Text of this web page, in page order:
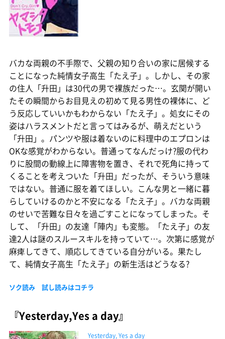
バカな両親の不手際で、父親の知り合いの家に居候する
ことになった純情女子高生「たえ子」。しかし、その家
の住人「升田」は30代の男で裸族だった…。玄関が開い
たその瞬間からお目見えの初めて見る男性の裸体に、ど
う反応していいかもわからない「たえ子」。処女にその
姿はハラスメントだと言ってはみるが、萌えだという
「升田」。パンツや服は着ないのに料理中のエプロンは
OKな感覚がわからない。普通ってなんだっけ?服の代わ
りに股間の動線上に障害物を置き、それで死角に持って
くることを考えついた「升田」だったが、そういう意味
ではない。普通に服を着てほしい。こんな男と一緒に暮
らしていけるのかと不安になる「たえ子」。バカな両親
のせいで苦難な日々を過ごすことになってしまった。そ
して、「升田」の友達「陣内」も変態。「たえ子」の友
達2人は謎のスルースキルを持っていて…。次第に感覚が
麻痺してきて、順応してきている自分がいる。果たし
て、純情女子高生「たえ子」の新生活はどうなる?
ソク読み 試し読みはコチラ
『Yesterday,Yes a day』
Yesterday, Yes a day